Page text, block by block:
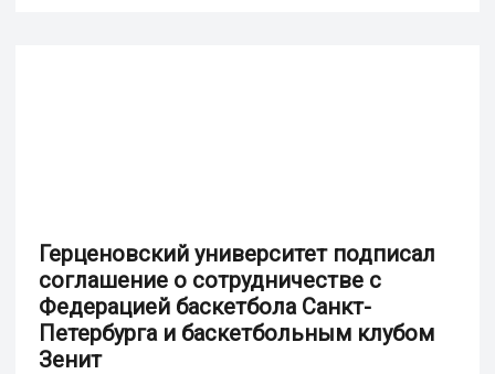
Герценовский университет подписал
соглашение о сотрудничестве с
Федерацией баскетбола Санкт-
Петербурга и баскетбольным клубом
Зенит